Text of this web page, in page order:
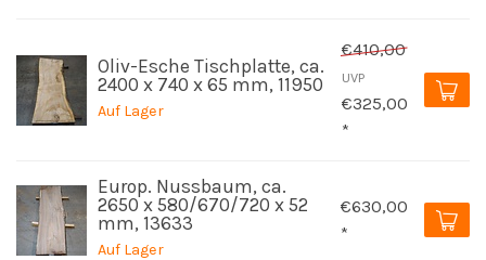
Oliv-Esche Tischplatte, ca.
2400 x 740 x 65 mm, 11950
Auf Lager
€410,00
UVP
€325,00
*
Europ. Nussbaum, ca.
2650 x 580/670/720 x 52
mm, 13633
Auf Lager
€630,00
*